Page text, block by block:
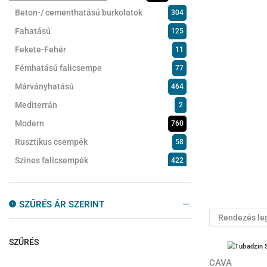
Beton-/ cementhatású burkolatok 304
Fahatású 125
Fekete-Fehér 11
Fémhatású falicsempe 77
Márványhatású 464
Mediterrán 2
Modern 760
Rusztikus csempék 58
Színes falicsempék 422
Fürdőszobabútorok
Kádak 101
Kádparaván
SZŰRÉS ÁR SZERINT
SZŰRÉS
CAVA